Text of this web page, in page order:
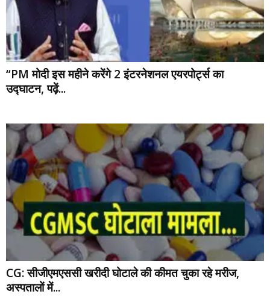
“PM मोदी इस महीने करेंगे 2 इंटरनेशनल एयरपोर्ट्स का
उद्घाटन, पढ़ें...
CG: सीजीएमएससी खरीदी घोटाले की कीमत चुका रहे मरीज,
अस्पतालों में...